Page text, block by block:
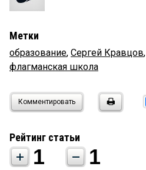
Метки
образование, Сергей Кравцов,
флагманская школа
Комментировать
Рейтинг статьи
1 1